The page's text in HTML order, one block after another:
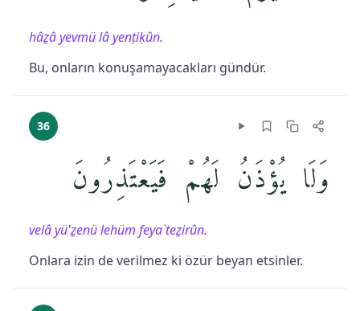
hâẕâ yevmü lâ yenṭiḳûn.
Bu, onların konuşamayacakları gündür.
36
وَلَا يُؤْذَنُ لَهُمْ فَيَعْتَذِرُونَ
velâ yü'ẕenü lehüm feya`teẕirûn.
Onlara izin de verilmez ki özür beyan etsinler.